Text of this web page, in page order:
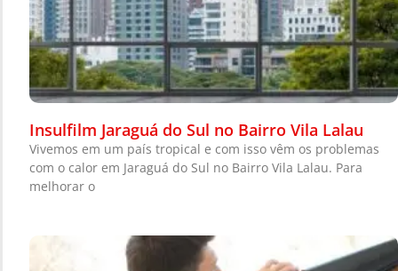
Insulfilm Jaraguá do Sul no Bairro Vila Lalau
Vivemos em um país tropical e com isso vêm os problemas
com o calor em Jaraguá do Sul no Bairro Vila Lalau. Para
melhorar o